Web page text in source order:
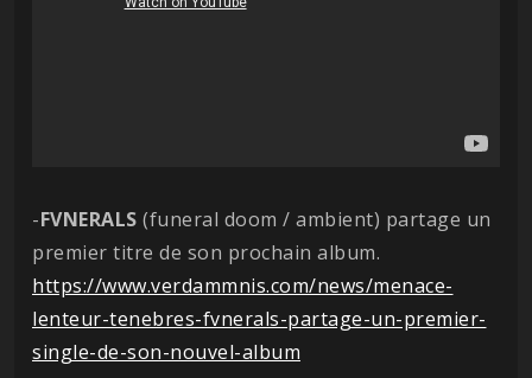
-FVNERALS (funeral doom / ambient) partage un
premier titre de son prochain album.
https://www.verdammnis.com/news/menace-
lenteur-tenebres-fvnerals-partage-un-premier-
single-de-son-nouvel-album